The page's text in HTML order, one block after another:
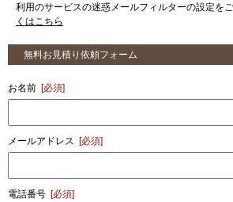
利用のサービスの迷惑メールフィルターの設定を
くはこちら
無料お見積り依頼フォーム
お名前 [必須]
メールアドレス [必須]
電話番号 [必須]